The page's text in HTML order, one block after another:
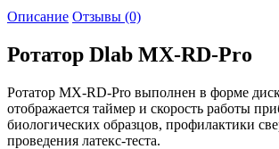
Описание Отзывы (0)
Ротатор Dlab MX-RD-Pro
Ротатор MX-RD-Pro выполнен в форме
отображается таймер и скорость работы
биологических образцов, профилактики
проведения латекс-теста.